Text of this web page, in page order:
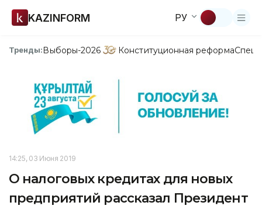
KAZINFORM РУ
Тренды:Выборы-2026 Конституционная реформа
14:25, 03 Июня 2019
О налоговых кредитах для новых
предприятий рассказал Президент